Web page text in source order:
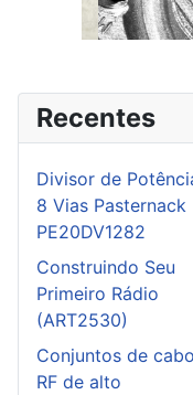
Recentes
Divisor de
8 Vias Pasternack
PE20DV1282
Construindo Seu
Primeiro Rádio
(ART2530)
Conjuntos de
RF de alto